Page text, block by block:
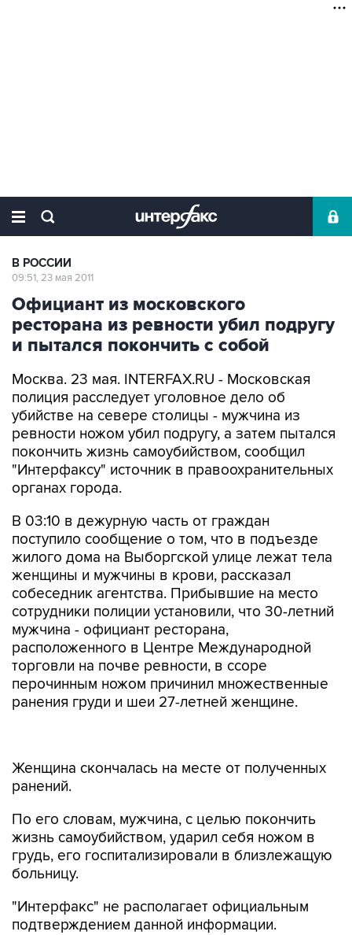
В РОССИИ
09:51, 23 мая 2011
Официант из московского
ресторана из ревности убил подругу
и пытался покончить с собой
Москва. 23 мая. INTERFAX.RU - Московская
полиция расследует уголовное дело об
убийстве на севере столицы - мужчина из
ревности ножом убил подругу, а затем пытался
покончить жизнь самоубийством, сообщил
"Интерфаксу" источник в правоохранительных
органах города.
В 03:10 в дежурную часть от граждан
поступило сообщение о том, что в подъезде
жилого дома на Выборгской улице лежат тела
женщины и мужчины в крови, рассказал
собеседник агентства. Прибывшие на место
сотрудники полиции установили, что 30-летний
мужчина - официант ресторана,
расположенного в Центре Международной
торговли на почве ревности, в ссоре
перочинным ножом причинил множественные
ранения груди и шеи 27-летней женщине.
Женщина скончалась на месте от полученных
ранений.
По его словам, мужчина, с целью покончить
жизнь самоубийством, ударил себя ножом в
грудь, его госпитализировали в близлежащую
больницу.
"Интерфакс" не располагает официальным
подтверждением данной информации.